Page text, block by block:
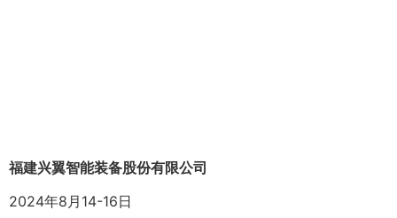
福建兴翼智能装备股份有限公司
2024年8月14-16日